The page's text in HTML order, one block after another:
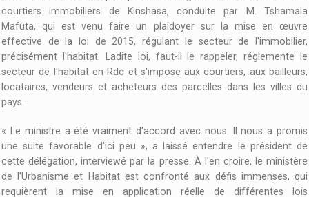
courtiers immobiliers de Kinshasa, conduite par M. Tshamala
Mafuta, qui est venu faire un plaidoyer sur la mise en œuvre
effective de la loi de 2015, régulant le secteur de l'immobilier,
précisément l'habitat. Ladite loi, faut-il le rappeler, réglemente le
secteur de l'habitat en Rdc et s'impose aux courtiers, aux bailleurs,
locataires, vendeurs et acheteurs des parcelles dans les villes du
pays.
« Le ministre a été vraiment d'accord avec nous. Il nous a promis
une suite favorable d'ici peu », a laissé entendre le président de
cette délégation, interviewé par la presse. À l'en croire, le ministère
de l'Urbanisme et Habitat est confronté aux défis immenses, qui
requièrent la mise en application réelle de différentes lois